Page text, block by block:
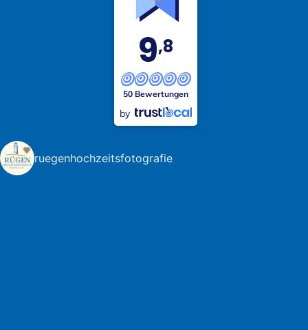
9,8
50 Bewertungen
by
ruegenhochzeitsfotografie